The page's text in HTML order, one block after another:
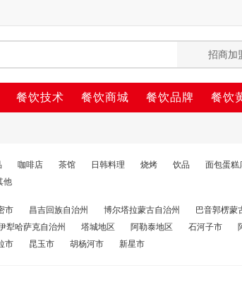
餐饮技术 餐饮商城 餐饮品牌 餐饮
咖啡店 茶馆 日韩料理 烧烤 饮品 面包蛋糕
他
市 昌吉回族自治州 博尔塔拉蒙古自治州 巴音郭楞蒙
犁哈萨克自治州 塔城地区 阿勒泰地区 石河子市
市 昆玉市 胡杨河市 新星市